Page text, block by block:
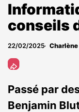
conseils
22/02/2025 Charlène
Passé par
Benjamin